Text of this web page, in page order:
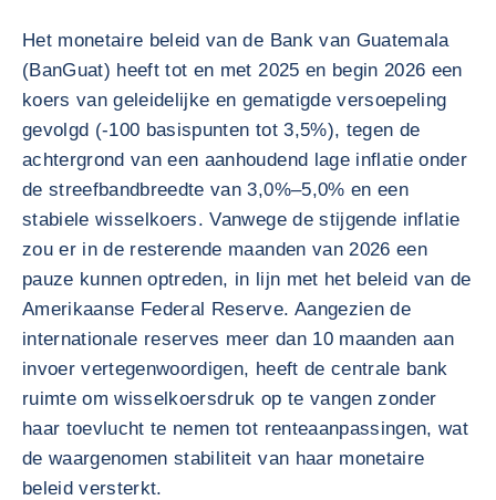
Het monetaire beleid van de Bank van Guatemala
(BanGuat) heeft tot en met 2025 en begin 2026 een
koers van geleidelijke en gematigde versoepeling
gevolgd (-100 basispunten tot 3,5%), tegen de
achtergrond van een aanhoudend lage inflatie onder
de streefbandbreedte van 3,0%–5,0% en een
stabiele wisselkoers. Vanwege de stijgende inflatie
zou er in de resterende maanden van 2026 een
pauze kunnen optreden, in lijn met het beleid van de
Amerikaanse Federal Reserve. Aangezien de
internationale reserves meer dan 10 maanden aan
invoer vertegenwoordigen, heeft de centrale bank
ruimte om wisselkoersdruk op te vangen zonder
haar toevlucht te nemen tot renteaanpassingen, wat
de waargenomen stabiliteit van haar monetaire
beleid versterkt.